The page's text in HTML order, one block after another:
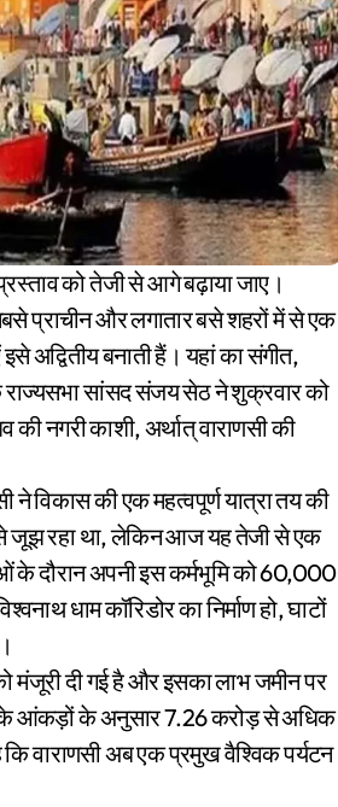
प्राचीन और लगातार बसे शहरों में से एक
अद्वितीय बनाती हैं। यहां का संगीत,
राज्यसभा सांसद संजय सेठ ने शुक्रवार को
नगरी काशी, अर्थात् वाराणसी की
ने विकास की एक महत्वपूर्ण यात्रा तय की
जूझ रहा था, लेकिन आज यह तेजी से एक
दौरान अपनी इस कर्मभूमि को 60,000
धाम कॉरिडोर का निर्माण हो, घाटों
दी गई है और इसका लाभ जमीन पर
के आंकड़ों के अनुसार 7.26 करोड़ से अधिक
वाराणसी अब एक प्रमुख वैश्विक पर्यटन